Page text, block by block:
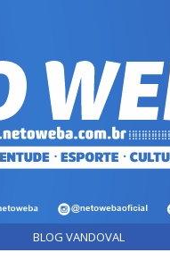
BLOG VANDOVAL